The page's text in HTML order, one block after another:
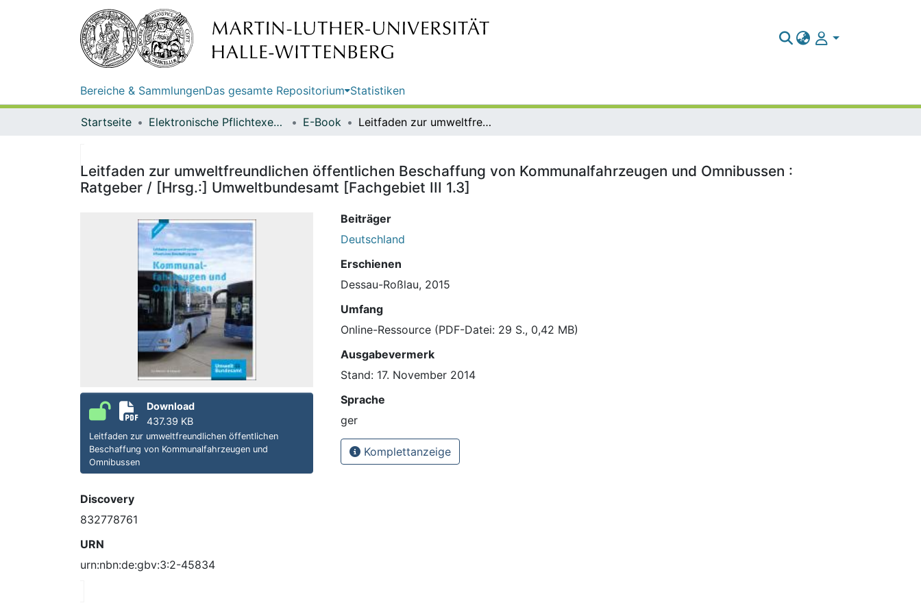
Bereiche & SammlungenDas gesamte Repositorium Statistiken
Startseite Elektronische Pflichtexemplare E-Book Leitfaden zur umweltfreundlichen öffentlichen Beschaffung von Kommunalfahrzeugen und Omnibussen : Ratgeber / [Hrsg.:] Umweltbundesamt [Fachgebiet III 1.3]
Leitfaden zur umweltfreundlichen öffentlichen Beschaffung von Kommunalfahrzeugen und Omnibussen :
Ratgeber / [Hrsg.:] Umweltbundesamt [Fachgebiet III 1.3]
Download
437.39 KB
Leitfaden zur umweltfreundlichen öffentlichen
Beschaffung von Kommunalfahrzeugen und
Omnibussen
Discovery
832778761
URN
urn:nbn:de:gbv:3:2-45834
Beiträger
Deutschland
Erschienen
Dessau-Roßlau, 2015
Umfang
Online-Ressource (PDF-Datei: 29 S., 0,42 MB)
Ausgabevermerk
Stand: 17. November 2014
Sprache
ger
Komplettanzeige